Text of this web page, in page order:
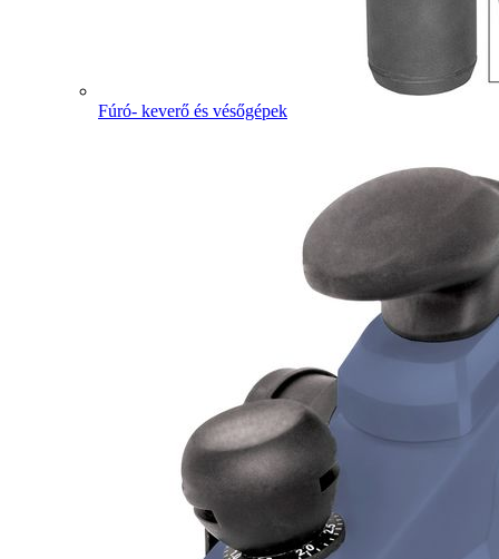
Fúró- keverő és vésőgépek